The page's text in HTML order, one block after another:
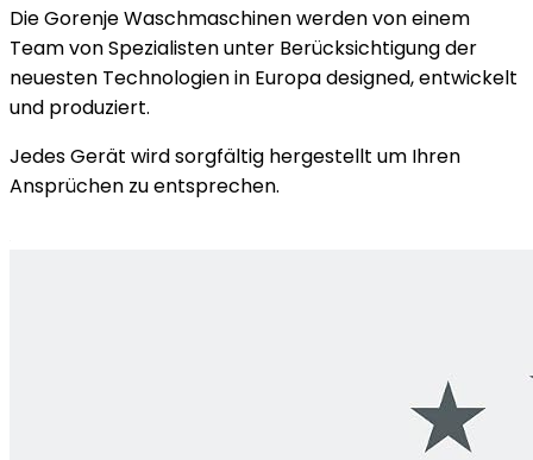
Die Gorenje Waschmaschinen werden von einem
Team von Spezialisten unter Berücksichtigung der
neuesten Technologien in Europa designed, entwickelt
und produziert.
Jedes Gerät wird sorgfältig hergestellt um Ihren
Ansprüchen zu entsprechen.